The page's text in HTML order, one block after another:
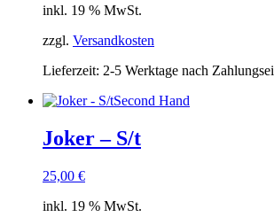
inkl. 19 % MwSt.
zzgl. Versandkosten
Lieferzeit: 2-5 Werktage nach
Second Hand
Joker – S/t
25,00 €
inkl. 19 % MwSt.